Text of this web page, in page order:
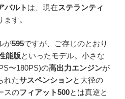
バルト は、現在ステランティ
ます。
が595ですが、ご存じのとおり
能版といったモデル。小さな
〜180PS)の高出力エンジンが
れたサスペンションと大径の
スのフィアット500とは真逆と